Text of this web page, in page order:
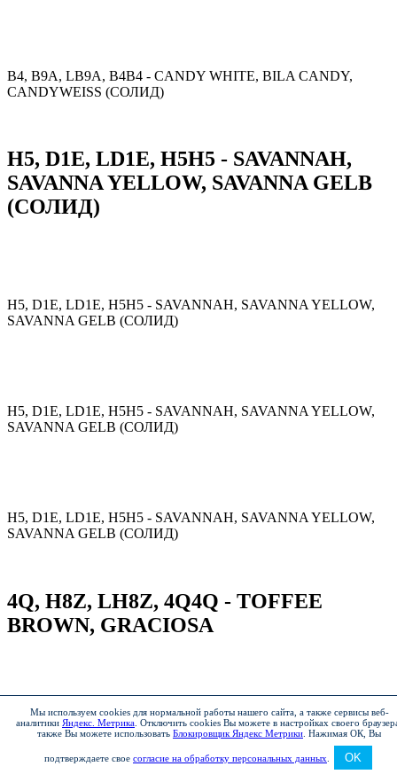
B4, B9A, LB9A, B4B4 - CANDY WHITE, BILA CANDY,
CANDYWEISS (СОЛИД)
H5, D1E, LD1E, H5H5 - SAVANNAH,
SAVANNA YELLOW, SAVANNA GELB
(СОЛИД)
H5, D1E, LD1E, H5H5 - SAVANNAH, SAVANNA YELLOW,
SAVANNA GELB (СОЛИД)
H5, D1E, LD1E, H5H5 - SAVANNAH, SAVANNA YELLOW,
SAVANNA GELB (СОЛИД)
H5, D1E, LD1E, H5H5 - SAVANNAH, SAVANNA YELLOW,
SAVANNA GELB (СОЛИД)
4Q, H8Z, LH8Z, 4Q4Q - TOFFEE
BROWN, GRACIOSA
4Q, H8Z, LH8Z, 4Q4Q - TOFFEE BROWN, GRACIOSA
Мы используем cookies для нормальной работы нашего сайта, а также сервисы веб-
аналитики Яндекс. Метрика Отключить cookies Вы можете в настройках своего
также Вы можете использовать Блокировщик Яндекс Метрики Нажимая ОК, Вы
подтверждаете свое согласие на обработку персональных данных OK